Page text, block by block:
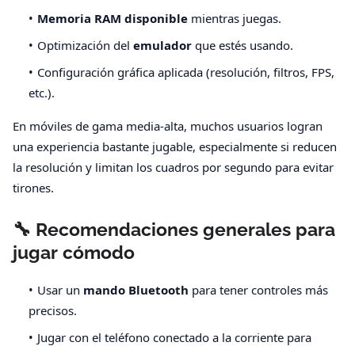
Memoria RAM disponible mientras juegas.
Optimización del emulador que estés usando.
Configuración gráfica aplicada (resolución, filtros, FPS,
etc.).
En móviles de gama media-alta, muchos usuarios logran
una experiencia bastante jugable, especialmente si reducen
la resolución y limitan los cuadros por segundo para evitar
tirones.
🔧 Recomendaciones generales para
jugar cómodo
Usar un mando Bluetooth para tener controles más
precisos.
Jugar con el teléfono conectado a la corriente para